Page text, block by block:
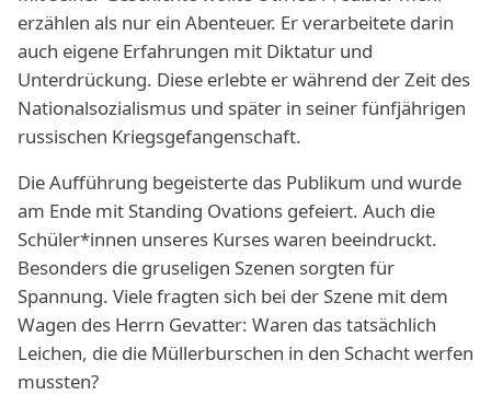
erzählen als nur ein Abenteuer. Er verarbeitete darin
auch eigene Erfahrungen mit Diktatur und
Unterdrückung. Diese erlebte er während der Zeit des
Nationalsozialismus und später in seiner fünfjährigen
russischen Kriegsgefangenschaft.
Die Aufführung begeisterte das Publikum und wurde
am Ende mit Standing Ovations gefeiert. Auch die
Schüler*innen unseres Kurses waren beeindruckt.
Besonders die gruseligen Szenen sorgten für
Spannung. Viele fragten sich bei der Szene mit dem
Wagen des Herrn Gevatter: Waren das tatsächlich
Leichen, die die Müllerburschen in den Schacht werfen
mussten?